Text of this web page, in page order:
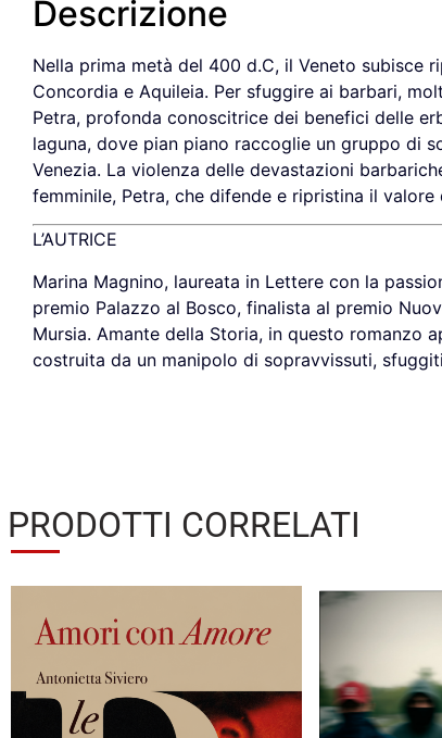
Descrizione
Nella prima metà del 400 d.C, il Veneto subisce
Concordia e Aquileia. Per sfuggire ai barbari,
Petra, profonda conoscitrice dei benefici delle
laguna, dove pian piano raccoglie un gruppo di
Venezia. La violenza delle devastazioni
femminile, Petra, che difende e ripristina il valore
L’AUTRICE
Marina Magnino, laureata in Lettere con la
premio Palazzo al Bosco, finalista al premio
Mursia. Amante della Storia, in questo romanzo
costruita da un manipolo di sopravvissuti,
PRODOTTI CORRELATI